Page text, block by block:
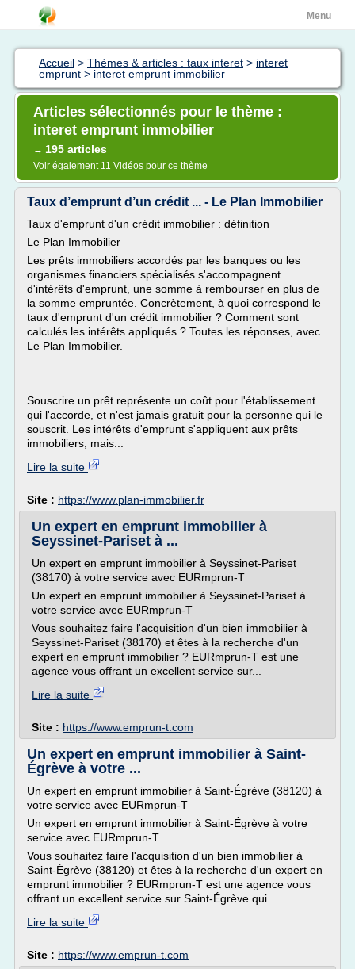
Menu
Accueil > Thèmes & articles : taux interet > interet
emprunt > interet emprunt immobilier
Articles sélectionnés pour le thème :
interet emprunt immobilier
→ 195 articles
Voir également 11 Vidéos pour ce thème
Taux d’emprunt d’un crédit ... - Le Plan Immobilier
Taux d'emprunt d'un crédit immobilier : définition
Le Plan Immobilier
Les prêts immobiliers accordés par les banques ou les
organismes financiers spécialisés s'accompagnent
d'intérêts d'emprunt, une somme à rembourser en plus de
la somme empruntée. Concrètement, à quoi correspond le
taux d'emprunt d'un crédit immobilier ? Comment sont
calculés les intérêts appliqués ? Toutes les réponses, avec
Le Plan Immobilier.
Souscrire un prêt représente un coût pour l'établissement
qui l'accorde, et n'est jamais gratuit pour la personne qui le
souscrit. Les intérêts d'emprunt s'appliquent aux prêts
immobiliers, mais...
Lire la suite
Site : https://www.plan-immobilier.fr
Un expert en emprunt immobilier à
Seyssinet-Pariset à ...
Un expert en emprunt immobilier à Seyssinet-Pariset
(38170) à votre service avec EURmprun-T
Un expert en emprunt immobilier à Seyssinet-Pariset à
votre service avec EURmprun-T
Vous souhaitez faire l'acquisition d'un bien immobilier à
Seyssinet-Pariset (38170) et êtes à la recherche d'un
expert en emprunt immobilier ? EURmprun-T est une
agence vous offrant un excellent service sur...
Lire la suite
Site : https://www.emprun-t.com
Un expert en emprunt immobilier à Saint-
Égrève à votre ...
Un expert en emprunt immobilier à Saint-Égrève (38120) à
votre service avec EURmprun-T
Un expert en emprunt immobilier à Saint-Égrève à votre
service avec EURmprun-T
Vous souhaitez faire l'acquisition d'un bien immobilier à
Saint-Égrève (38120) et êtes à la recherche d'un expert en
emprunt immobilier ? EURmprun-T est une agence vous
offrant un excellent service sur Saint-Égrève qui...
Lire la suite
Site : https://www.emprun-t.com